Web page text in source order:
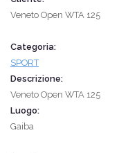
Veneto Open WTA 125
Categoria:
SPORT
Descrizione:
Veneto Open WTA 125
Luogo:
Gaiba